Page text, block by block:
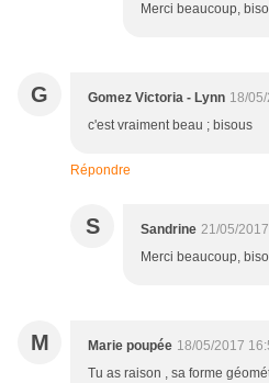
Merci beaucoup,
G Gomez Victoria - Lynn 18/
c'est vraiment beau ; bisous
Répondre
S Sandrine 21/05/
Merci beaucoup,
M Marie poupée 18/05/2017
Tu as raison , sa forme